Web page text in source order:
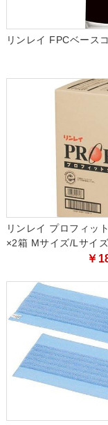
リンレイ FPCベース
リンレイ プロフィッ
×2箱 Mサイズ/Lサイ
￥